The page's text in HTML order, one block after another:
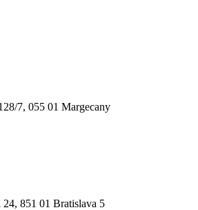
7, 055 01 Margecany
24, 851 01 Bratislava 5